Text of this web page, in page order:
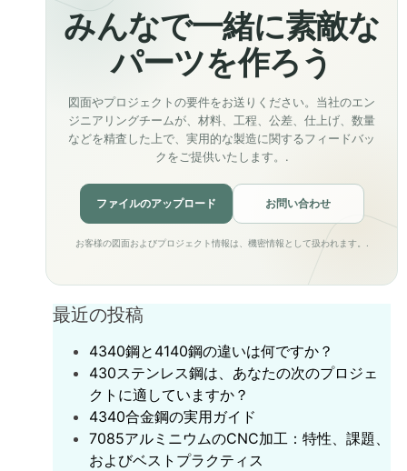
みんなで一緒に素敵な
パーツを作ろう
図面やプロジェクトの要件をお送りください。当社のエン
ジニアリングチームが、材料、工程、公差、仕上げ、数量
などを精査した上で、実用的な製造に関するフィードバッ
クをご提供いたします。.
ファイルのアップロード お問い合わせ
お客様の図面およびプロジェクト情報は、機密情報として扱われます。.
最近の投稿
4340鋼と4140鋼の違いは何ですか？
430ステンレス鋼は、あなたの次のプロジェ
クトに適していますか？
‌4340合金鋼の実用ガイド‌
7085アルミニウムのCNC加工：特性、課題、
およびベストプラクティス